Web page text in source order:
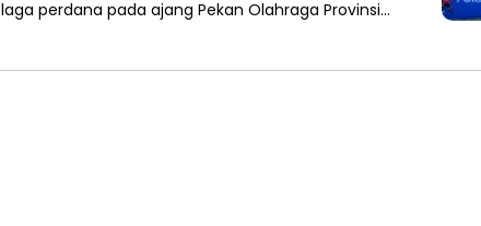
perdana pada ajang Pekan Olahraga Provinsi…